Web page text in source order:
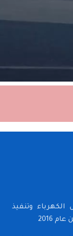
وتنفيذ
2016